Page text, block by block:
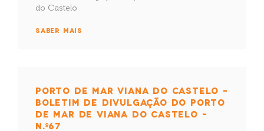
do Castelo
SABER MAIS
PORTO DE MAR VIANA DO CASTELO –
BOLETIM DE DIVULGAÇÃO DO PORTO
DE MAR DE VIANA DO CASTELO –
N.º67